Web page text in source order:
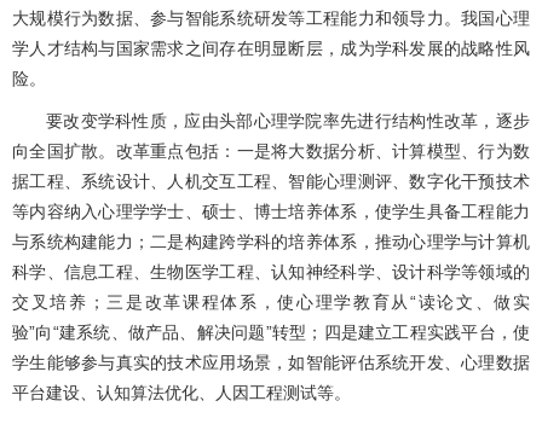
大规模行为数据、参与智能系统研发等工程能力和领导力。我国心理
学人才结构与国家需求之间存在明显断层，成为学科发展的战略性风
险。
要改变学科性质，应由头部心理学院率先进行结构性改革，逐步
向全国扩散。改革重点包括：一是将大数据分析、计算模型、行为数
据工程、系统设计、人机交互工程、智能心理测评、数字化干预技术
等内容纳入心理学学士、硕士、博士培养体系，使学生具备工程能力
与系统构建能力；二是构建跨学科的培养体系，推动心理学与计算机
科学、信息工程、生物医学工程、认知神经科学、设计科学等领域的
交叉培养；三是改革课程体系，使心理学教育从“读论文、做实
验”向“建系统、做产品、解决问题”转型；四是建立工程实践平台，使
学生能够参与真实的技术应用场景，如智能评估系统开发、心理数据
平台建设、认知算法优化、人因工程测试等。